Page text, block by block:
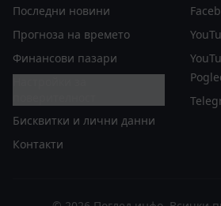
Последни новини
Прогноза на времето
Финансови пазари
Бисквитки и лични данни
Контакти